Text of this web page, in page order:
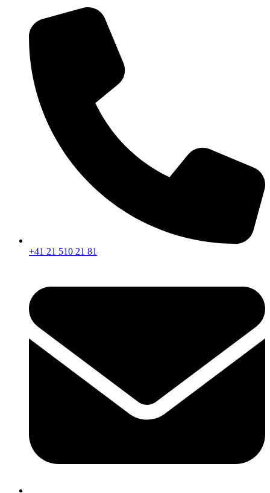
+41 21 510 21 81